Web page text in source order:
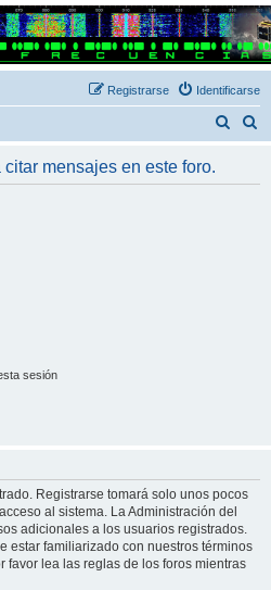
Identificarse
Registrarse
mensajes en este foro.
sesión
Registrarse tomará solo unos pocos
al sistema. La Administración del
adicionales a los usuarios registrados.
estar familiarizado con nuestros términos
favor lea las reglas de los foros mientras